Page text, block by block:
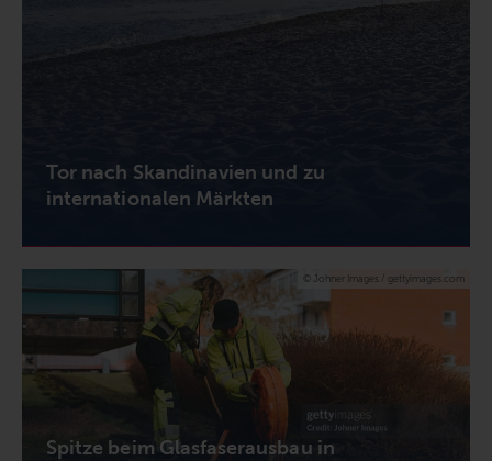
Tor nach Skandinavien und zu
internationalen Märkten
Spitze beim Glasfaserausbau in
© Johner Images / gettyimages.com